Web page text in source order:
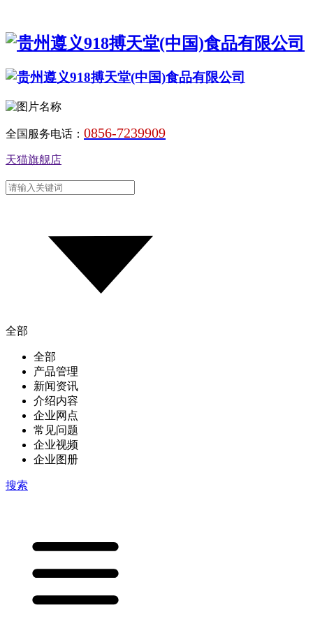
全国服务电话： 0856-7239909
天猫旗舰店
全部
全部
产品管理
新闻资讯
介绍内容
企业网点
常见问题
企业视频
企业图册
搜索